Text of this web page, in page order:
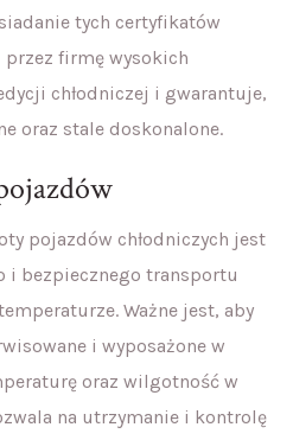
tych certyfikatów
firmę wysokich
chłodniczej i gwarantuje,
oraz stale doskonalone.
pojazdów chłodniczych jest
i bezpiecznego transportu
Ważne jest, aby
i wyposażone w
oraz wilgotność w
na utrzymanie i kontrolę